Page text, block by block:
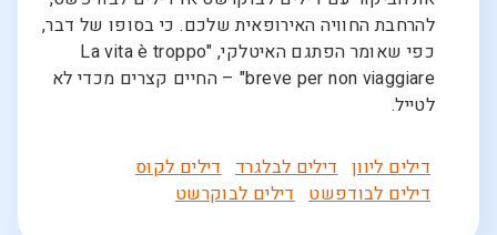
להרחבת החוויה האירופאית שלכם. כי בסופו של דבר,
כפי שאומר הפתגם האיטלקי, "La vita è troppo
breve per non viaggiare" – החיים קצרים מכדי לא
לטייל.
דילים ליוון דילים לבלגרד דילים לקוס
דילים לבודפשט דילים לבוקרשט